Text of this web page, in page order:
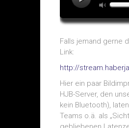
Falls jemand gerne
Link:
http://
Hier ein paar
HJB-Server, den
kein Bluetooth),
Teams o.ä. als